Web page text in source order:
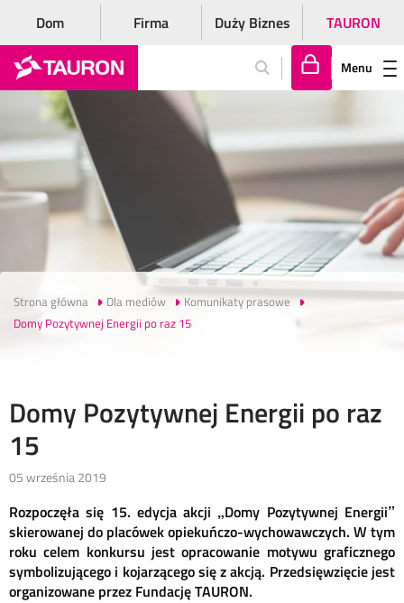
Dom Firma Duży Biznes TAURON
lo
gu
j
si
ę
Menu
Strona główna Dla mediów
Komunikaty prasowe
Domy Pozytywnej Energii po raz 15
Domy Pozytywnej Energii po raz
15
05 września 2019
Rozpoczęła się 15. edycja akcji „Domy Pozytywnej Energii”
skierowanej do placówek opiekuńczo-wychowawczych. W tym
roku celem konkursu jest opracowanie motywu graficznego
symbolizującego i kojarzącego się z akcją. Przedsięwzięcie jest
organizowane przez Fundację TAURON.